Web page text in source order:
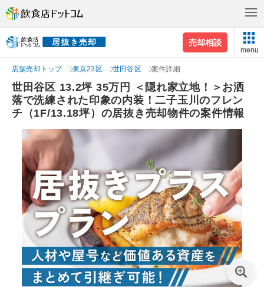
売却相談
menu
店舗売却トップ 東京23区 世田谷区 案件詳細
世田谷区 13.2坪 35万円 ＜隠れ家立地！＞お洒
落で洗練された印象の内装！二子玉川のフレン
チ（1F/13.18坪）の居抜き売却物件の案件情報